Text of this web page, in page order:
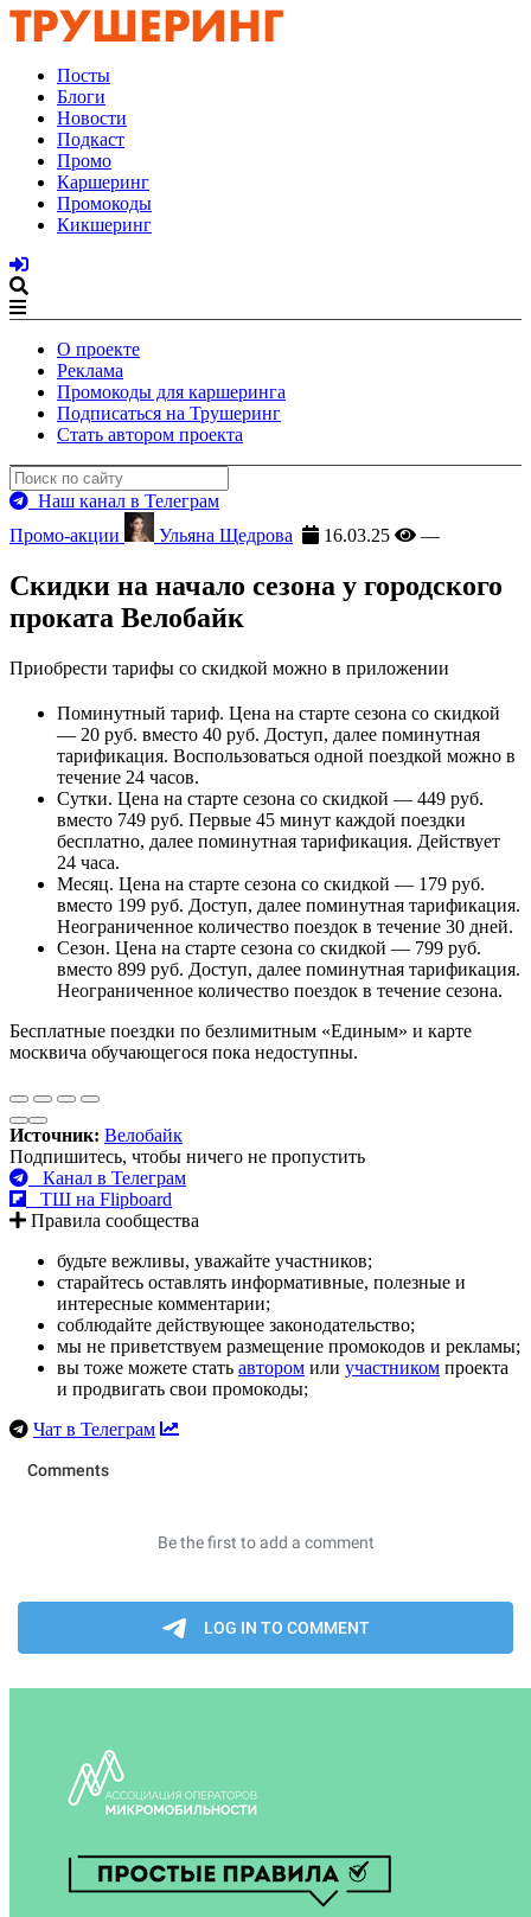
Посты
Блоги
Новости
Подкаст
Промо
Каршеринг
Промокоды
Кикшеринг
О проекте
Реклама
Промокоды для каршеринга
Подписаться на Трушеринг
Стать автором проекта
Наш канал в Телеграм
Промо-акции
Ульяна Щедрова 16.03.25 —
Скидки на начало сезона у городского
проката Велобайк
Приобрести тарифы со скидкой можно в приложении
Поминутный тариф. Цена на старте сезона со скидкой
— 20 руб. вместо 40 руб. Доступ, далее поминутная
тарификация. Воспользоваться одной поездкой можно в
течение 24 часов.
Сутки. Цена на старте сезона со скидкой — 449 руб.
вместо 749 руб. Первые 45 минут каждой поездки
бесплатно, далее поминутная тарификация. Действует
24 часа.
Месяц. Цена на старте сезона со скидкой — 179 руб.
вместо 199 руб. Доступ, далее поминутная тарификация.
Неограниченное количество поездок в течение 30 дней.
Сезон. Цена на старте сезона со скидкой — 799 руб.
вместо 899 руб. Доступ, далее поминутная тарификация.
Неограниченное количество поездок в течение сезона.
Бесплатные поездки по безлимитным «Единым» и карте
москвича обучающегося пока недоступны.
Источник: Велобайк
Подпишитесь, чтобы ничего не пропустить
Канал в Телеграм
ТШ на Flipboard
Правила сообщества
будьте вежливы, уважайте участников;
старайтесь оставлять информативные, полезные и
интересные комментарии;
соблюдайте действующее законодательство;
мы не приветствуем размещение промокодов и рекламы;
вы тоже можете стать автором или участником проекта
и продвигать свои промокоды;
Чат в Телеграм